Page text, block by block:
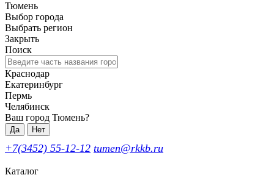
Тюмень
Выбор города
Выбрать регион
Закрыть
Поиск
Краснодар
Екатеринбург
Пермь
Челябинск
Ваш город Тюмень?
Да Нет
+7(3452) 55-12-12 tumen@rkkb.ru
Каталог